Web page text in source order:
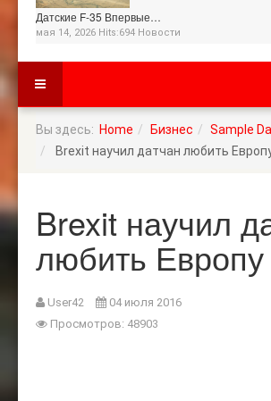
Датские F-35 Впервые…
мая 14, 2026 Hits:694 Новости
Вы здесь: Home Бизнес
Sample
Brexit научил датчан любить
Brexit научил
любить Европу
User42
04 июля 2016
Просмотров: 48903